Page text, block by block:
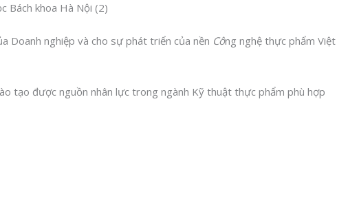
Doanh nghiệp và cho sự phát triển của nền Công nghệ thực phẩm Việt
tạo được nguồn nhân lực trong ngành Kỹ thuật thực phẩm phù hợp